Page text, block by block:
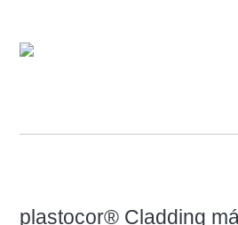
plastocor® Cladding